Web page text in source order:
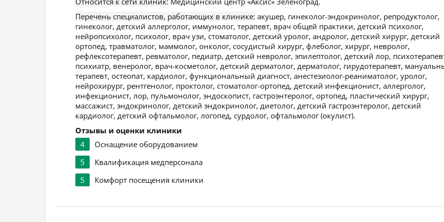
Перечень специалистов, работающих в клинике: акушер, гинеколог-эндокринолог, репродуктолог,
гинеколог, детский аллерголог, иммунолог, терапевт, врач общей практики, детский психолог,
нейропсихолог, психолог, врач узи, стоматолог, детский уролог, андролог, детский хирург, детский
ортопед, травматолог, маммолог, онколог, сосудистый хирург, флеболог, хирург, невролог,
рефлексотерапевт, ревматолог, педиатр, детский невролог, эпилептолог, детский лор,
психиатр, венеролог, врач-косметолог, детский дерматолог, дерматолог, гирудотерапевт,
терапевт, остеопат, кардиолог, функциональный диагност, анестезиолог-реаниматолог, уролог,
нейрохирург, рентгенолог, проктолог, стоматолог-ортопед, детский инфекционист, аллерголог,
инфекционист, лор, пульмонолог, эндоскопист, гастроэнтеролог, ортопед, пластический хирург,
массажист, эндокринолог, детский эндокринолог, диетолог, детский гастроэнтеролог, детский
кардиолог, детский офтальмолог, логопед, сурдолог, офтальмолог (окулист).
Отзывы и оценки клиники
4
Оснащение оборудованием
5
Квалификация медперсонала
5
Комфорт посещения клиники